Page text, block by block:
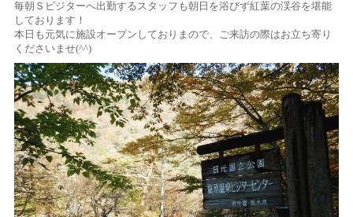
毎朝Ｓビジターへ出勤するスタッフも朝日を浴びず紅葉の渓谷を堪能
しております！
本日も元気に施設オープンしておりまので、ご来訪の際はお立ち寄り
くださいませ(^^)